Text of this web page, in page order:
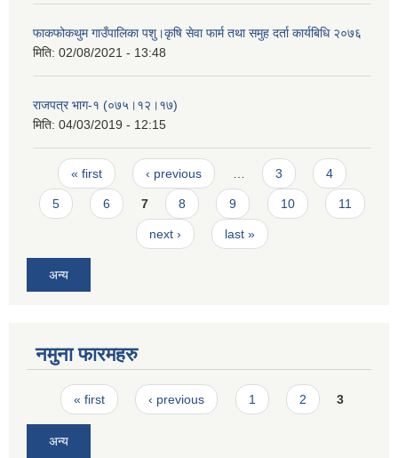
फाकफोकथुम गाउँपालिका पशु।कृषि सेवा फार्म तथा समुह दर्ता कार्यबिधि २०७६
मिति: 02/08/2021 - 13:48
राजपत्र भाग-१ (०७५।१२।१७)
मिति: 04/03/2019 - 12:15
Pages
« first ‹ previous 3 4
5 6 7 8 9 10 11
next › last »
अन्य
नमुना फारमहरु
Pages
« first ‹ previous 1 2 3
अन्य